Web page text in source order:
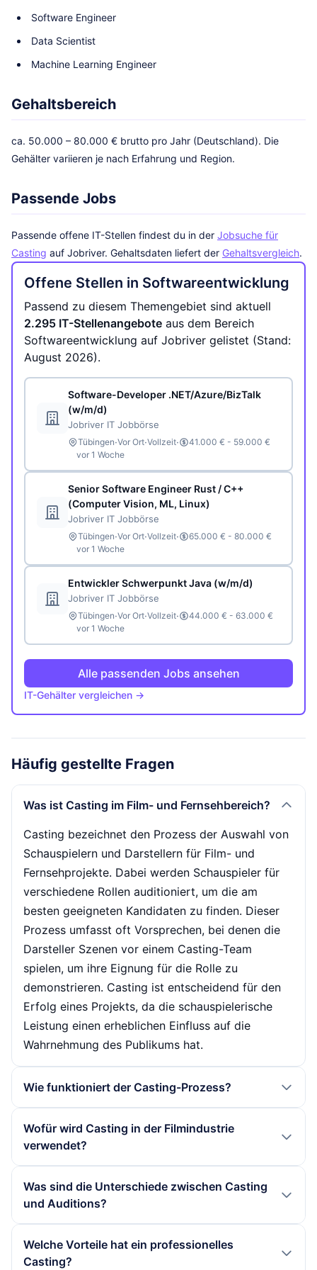
Software Engineer
Data Scientist
Machine Learning Engineer
Gehaltsbereich
ca. 50.000 – 80.000 € brutto pro Jahr (Deutschland). Die
Gehälter variieren je nach Erfahrung und Region.
Passende Jobs
Passende offene IT-Stellen findest du in der Jobsuche für
Casting auf Jobriver. Gehaltsdaten liefert der Gehaltsvergleich.
Offene Stellen in Softwareentwicklung
Passend zu diesem Themengebiet sind aktuell
2.295 IT-Stellenangebote aus dem Bereich
Softwareentwicklung auf Jobriver gelistet (Stand:
August 2026).
Software-Developer .NET/Azure/BizTalk
(w/m/d)
Jobriver IT Jobbörse
Tübingen·Vor Ort·Vollzeit·
41.000 € - 59.000 €
vor 1 Woche
Senior Software Engineer Rust / C++
(Computer Vision, ML, Linux)
Jobriver IT Jobbörse
Tübingen·Vor Ort·Vollzeit·
65.000 € - 80.000 €
vor 1 Woche
Entwickler Schwerpunkt Java (w/m/d)
Jobriver IT Jobbörse
Tübingen·Vor Ort·Vollzeit·
44.000 € - 63.000 €
vor 1 Woche
Alle passenden Jobs ansehen
IT-Gehälter vergleichen →
Häufig gestellte Fragen
Was ist Casting im Film- und Fernsehbereich?
Casting bezeichnet den Prozess der Auswahl von
Schauspielern und Darstellern für Film- und
Fernsehprojekte. Dabei werden Schauspieler für
verschiedene Rollen auditioniert, um die am
besten geeigneten Kandidaten zu finden. Dieser
Prozess umfasst oft Vorsprechen, bei denen die
Darsteller Szenen vor einem Casting-Team
spielen, um ihre Eignung für die Rolle zu
demonstrieren. Casting ist entscheidend für den
Erfolg eines Projekts, da die schauspielerische
Leistung einen erheblichen Einfluss auf die
Wahrnehmung des Publikums hat.
Wie funktioniert der Casting-Prozess?
Erstellung eines Castingskripts, das die
Anforderungen und Eigenschaften der gesuchten
dann Bewerbungen und wählen geeignete
Schauspieler aus, die zu einem Vorsprechen
die besten Kandidaten für die Rollen in der
Wofür wird Casting in der Filmindustrie
verwendet?
die richtigen Schauspieler für spezifische Rollen in
einem Film oder einer Serie auszuwählen. Die
Qualität der schauspielerischen Darbietung,
Was sind die Unterschiede zwischen Casting
und Auditions?
Auswahl von Schauspielern, während Auditions
Welche Vorteile hat ein professionelles
Casting?